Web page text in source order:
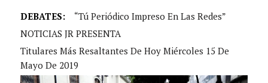
DEBATES:
“Tú Periódico Impreso En Las Redes”
NOTICIAS JR PRESENTA
Titulares Más Resaltantes De Hoy Miércoles 15 De
Mayo De 2019